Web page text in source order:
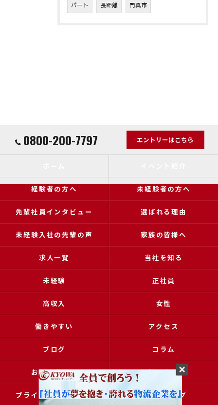
パート 長距離 門真市
0800-200-7797 エントリーはこちら
経験者の方へ 未経験者の方へ
先輩社員インタビュー 選ばれる理由
未経験入社の先輩の声 家族の皆様へ
求人一覧 当社を知る
未経験 正社員
高収入 女性
働きやすい アクセス
ブログ コラム
お問い合わせ 採用申込
プライバシーポリシー サイトマップ